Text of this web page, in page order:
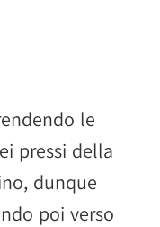
le
pressi della
dunque
poi verso